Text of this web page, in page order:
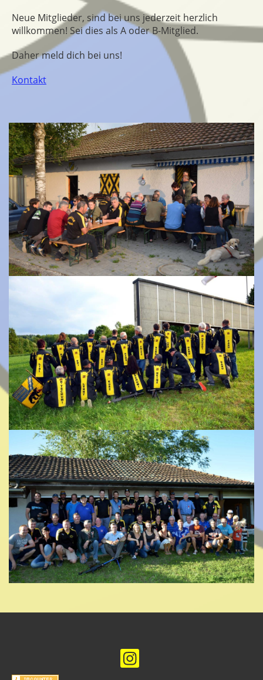
Neue Mitglieder, sind bei uns jederzeit herzlich
willkommen! Sei dies als A oder B-Mitglied.
Daher meld dich bei uns!
Kontakt